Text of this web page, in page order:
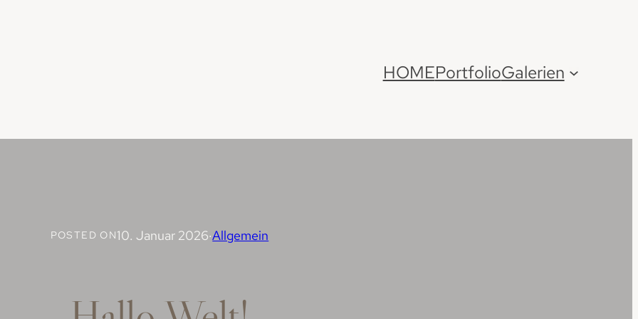
HOMEPortfolioGalerien
POSTED ON10. Januar 2026·Allgemein